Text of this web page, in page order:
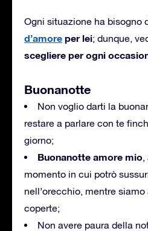
Ogni situazione ha bisogno
d’amore per lei; dunque,
scegliere per ogni
Buonanotte
Non voglio darti la
restare a parlare con te
giorno;
Buonanotte amore mio,
momento in cui potrò
nell’orecchio, mentre
coperte;
Non avere paura della